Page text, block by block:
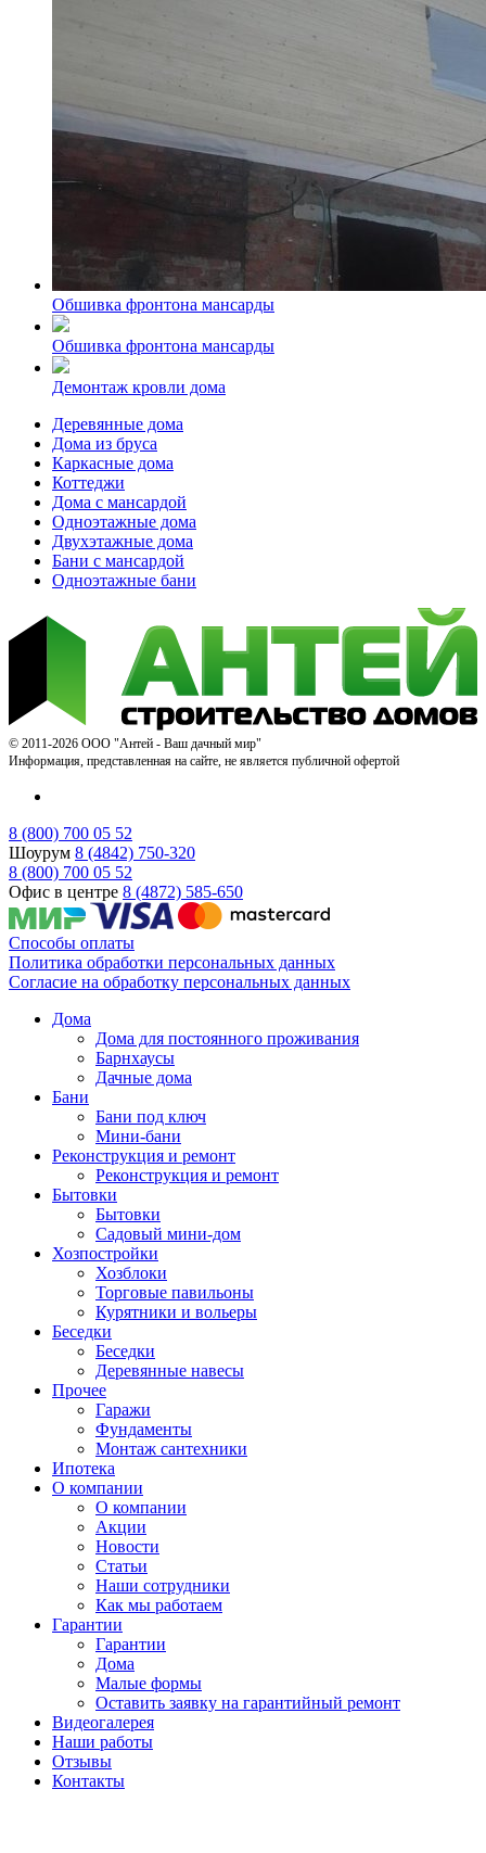
Обшивка фронтона мансарды
Обшивка фронтона мансарды
Демонтаж кровли дома
Деревянные дома
Дома из бруса
Каркасные дома
Коттеджи
Дома с мансардой
Одноэтажные дома
Двухэтажные дома
Бани с мансардой
Одноэтажные бани
© 2011-2026 ООО "Антей - Ваш дачный мир"
Информация, представленная на сайте, не является публичной офертой
8 (800) 700 05 52
Шоурум 8 (4842) 750-320
8 (800) 700 05 52
Офис в центре 8 (4872) 585-650
Способы оплаты
Политика обработки персональных данных
Согласие на обработку персональных данных
Дома
Дома для постоянного проживания
Барнхаусы
Дачные дома
Бани
Бани под ключ
Мини-бани
Реконструкция и ремонт
Реконструкция и ремонт
Бытовки
Бытовки
Садовый мини-дом
Хозпостройки
Хозблоки
Торговые павильоны
Курятники и вольеры
Беседки
Беседки
Деревянные навесы
Прочее
Гаражи
Фундаменты
Монтаж сантехники
Ипотека
О компании
О компании
Акции
Новости
Статьи
Наши сотрудники
Как мы работаем
Гарантии
Гарантии
Дома
Малые формы
Оставить заявку на гарантийный ремонт
Видеогалерея
Наши работы
Отзывы
Контакты